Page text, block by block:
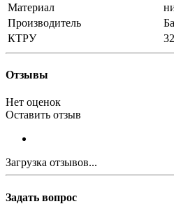
Материал
Производитель
КТРУ
Отзывы
Нет оценок
Оставить отзыв
Загрузка отзывов...
Задать вопрос